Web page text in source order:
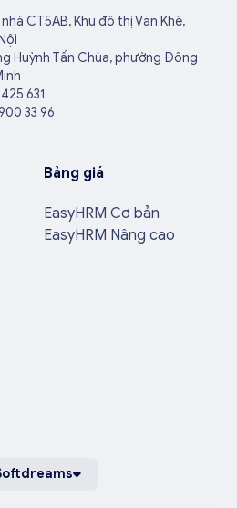
CT5AB, Khu đô thị Văn Khê,
Huỳnh Tấn Chùa, phường Đông
631
33 96
Bảng giá
EasyHRM Cơ bản
EasyHRM Nâng cao